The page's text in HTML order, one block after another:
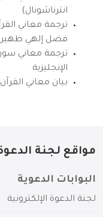
انترناشونال)
ترجمة معاني
فضل إلهي ظهير
ترجمة معاني
الإنجليزية
بيان معاني القرآن
مواقع لجنة الدعوة
البوابات الدعوية
لجنة الدعوة الإلكترونية